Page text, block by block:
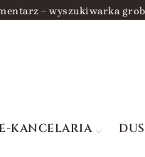
– wyszukiwarka
E-KANCELARIA